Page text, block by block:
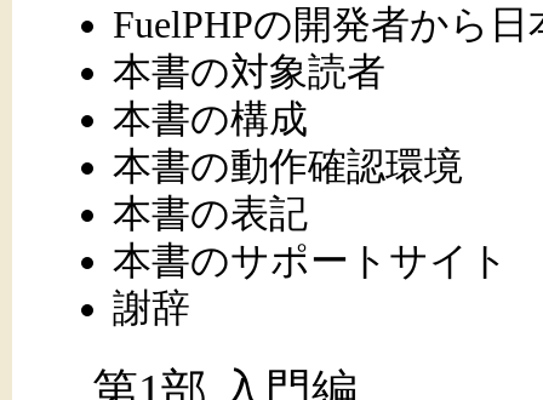
FuelPHPの開発者から
本書の対象読者
本書の構成
本書の動作確認環境
本書の表記
本書のサポートサイト
謝辞